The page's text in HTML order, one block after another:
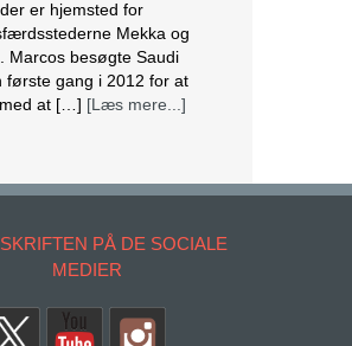
vielser i Costa Rica mellem
køn har fundet sted
skriver BBC. Dermed er
det første
land, der tillader
blev de første til at sige
[…][Læs mere...]
for færdige
PÅ DE SOCIALE
MEDIER